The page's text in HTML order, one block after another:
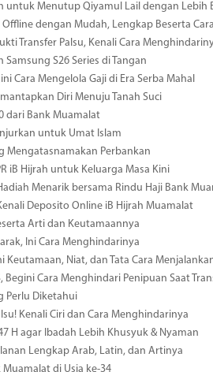
untuk Menutup Qiyamul Lail dengan Lebih
dengan Mudah, Lengkap Beserta
Transfer Palsu, Kenali Cara
S26 Series di Tangan
Cara Mengelola Gaji di Era Serba Mahal
Diri Menuju Tanah Suci
dari Bank Muamalat
untuk Umat Islam
Mengatasnamakan Perbankan
iB Hijrah untuk Keluarga Masa Kini
Menarik bersama Rindu Haji Bank
Deposito Online iB Hijrah Muamalat
Arti dan Keutamaannya
Ini Cara Menghindarinya
Keutamaan, Niat, dan Tata Cara
Begini Cara Menghindari Penipuan Saat
Perlu Diketahui
Kenali Ciri dan Cara Menghindarinya
H agar Ibadah Lebih Khusyuk & Nyaman
Lengkap Arab, Latin, dan Artinya
di Usia ke-34